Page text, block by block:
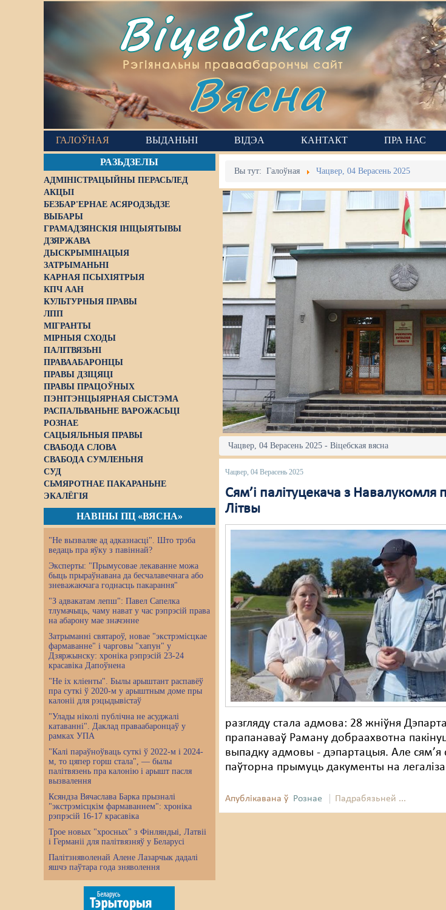
Віцебская
Рэгіянальны праваабарончы сайт
Вясна
ГАЛОЎНАЯ ВЫДАНЬНІ ВІДЭА КАНТАКТ ПРА НАС
РАЗЬДЗЕЛЫ
АДМІНІСТРАЦЫЙНЫ ПЕРАСЬЛЕД
АКЦЫІ
БЕЗБАР'ЕРНАЕ АСЯРОДЗЬДЗЕ
ВЫБАРЫ
ГРАМАДЗЯНСКІЯ ІНІЦЫЯТЫВЫ
ДЗЯРЖАВА
ДЫСКРЫМІНАЦЫЯ
ЗАТРЫМАНЬНІ
КАРНАЯ ПСЫХІЯТРЫЯ
КПЧ ААН
КУЛЬТУРНЫЯ ПРАВЫ
ЛПП
МІГРАНТЫ
МІРНЫЯ СХОДЫ
ПАЛІТВЯЗЬНІ
ПРАВААБАРОНЦЫ
ПРАВЫ ДЗІЦЯЦІ
ПРАВЫ ПРАЦОЎНЫХ
ПЭНІТЭНЦЫЯРНАЯ СЫСТЭМА
РАСПАЛЬВАНЬНЕ ВАРОЖАСЬЦІ
РОЗНАЕ
САЦЫЯЛЬНЫЯ ПРАВЫ
СВАБОДА СЛОВА
СВАБОДА СУМЛЕНЬНЯ
СУД
СЬМЯРОТНАЕ ПАКАРАНЬНЕ
ЭКАЛЁГІЯ
НАВІНЫ ПЦ «ВЯСНА»
"Не вызваляе ад адказнасці". Што трэба
ведаць пра яўку з павіннай?
Эксперты: "Прымусовае лекаванне можа
быць прыраўнавана да бесчалавечнага або
зневажаючага годнасць пакарання"
"З адвакатам лепш": Павел Сапелка
тлумачыць, чаму нават у час рэпрэсій права
на абарону мае значэнне
Затрыманні святароў, новае "экстрэмісцкае
фармаванне" і чарговы "хапун" у
Дзяржынску: хроніка рэпрэсій 23-24
красавіка Дапоўнена
"Не іх кліенты". Былы арыштант распавёў
пра суткі ў 2020-м у арыштным доме пры
калоніі для рэцыдывістаў
"Улады ніколі публічна не асуджалі
катаванні". Даклад праваабаронцаў у
рамках УПА
"Калі параўноўваць суткі ў 2022-м і 2024-
м, то цяпер горш стала", — былы
палітвязень пра калонію і арышт пасля
вызвалення
Ксяндза Вячаслава Барка прызналі
"экстрэмісцкім фармаваннем": хроніка
рэпрэсій 16-17 красавіка
Трое новых "хросных" з Фінляндыі, Латвіі
і Германіі для палітвязняў у Беларусі
Палітзняволенай Алене Лазарчык дадалі
яшчэ паўтара года зняволення
Вы тут:Галоўная Чацвер, 04 Верасень 2025
Чацвер, 04 Верасень 2025 - Віцебская вясна
Чацвер, 04 Верасень 2025
Сям’і палітуцекача з
Літвы
разгляду стала адмова: 28 жніўня
прапанаваў Раману добраахвотна
выпадку адмовы - дэпартацыя. Але сям’я
паўторна прымуць дакументы на
Апублікавана ў Рознае Падрабязьней ...